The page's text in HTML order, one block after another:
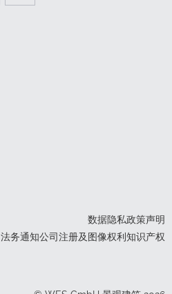
数据隐私政策声明
法务通知公司注册及图像权利知识产权